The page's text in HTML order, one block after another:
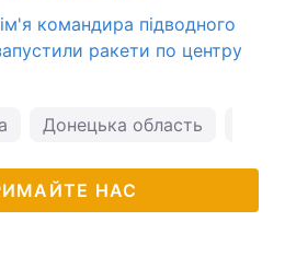
командира підводного
ракети по центру
Донецька область
НАС